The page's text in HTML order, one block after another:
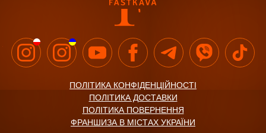
ПОЛІТИКА КОНФІДЕНЦІЙНОСТІ
ПОЛІТИКА ДОСТАВКИ
ПОЛІТИКА ПОВЕРНЕННЯ
ФРАНШИЗА В МІСТАХ УКРАЇНИ